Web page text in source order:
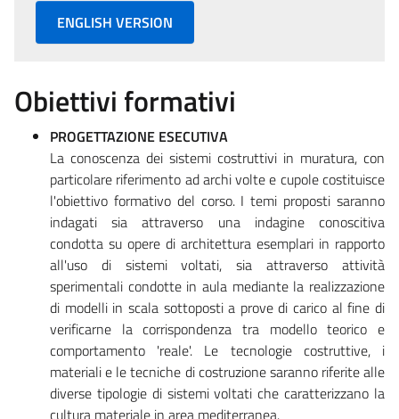
ENGLISH VERSION
Obiettivi formativi
PROGETTAZIONE ESECUTIVA
La conoscenza dei sistemi costruttivi in muratura, con
particolare riferimento ad archi volte e cupole costituisce
l'obiettivo formativo del corso. I temi proposti saranno
indagati sia attraverso una indagine conoscitiva
condotta su opere di architettura esemplari in rapporto
all'uso di sistemi voltati, sia attraverso attività
sperimentali condotte in aula mediante la realizzazione
di modelli in scala sottoposti a prove di carico al fine di
verificarne la corrispondenza tra modello teorico e
comportamento 'reale'. Le tecnologie costruttive, i
materiali e le tecniche di costruzione saranno riferite alle
diverse tipologie di sistemi voltati che caratterizzano la
cultura materiale in area mediterranea.